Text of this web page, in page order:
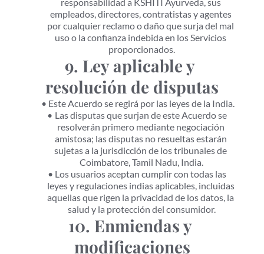
empleados, directores, contratistas y agentes
por cualquier reclamo o daño que surja del mal
uso o la confianza indebida en los Servicios
proporcionados.
9. Ley aplicable y
resolución de disputas
Este Acuerdo se regirá por las leyes de la India.
Las disputas que surjan de este Acuerdo se
resolverán primero mediante negociación
amistosa; las disputas no resueltas estarán
sujetas a la jurisdicción de los tribunales de
Coimbatore, Tamil Nadu, India.
Los usuarios aceptan cumplir con todas las
leyes y regulaciones indias aplicables, incluidas
aquellas que rigen la privacidad de los datos, la
salud y la protección del consumidor.
10. Enmiendas y
modificaciones